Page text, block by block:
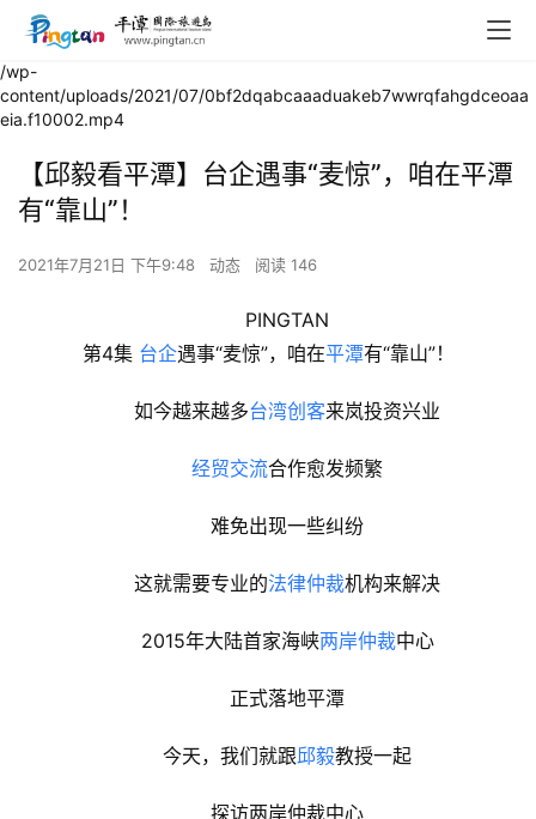
/wp-
content/uploads/2021/07/0bf2dqabcaaaduakeb7wwrqfahgdceoaa
eia.f10002.mp4
【邱毅看平潭】台企遇事“麦惊”，咱在平潭
有“靠山”！
2021年7月21日 下午9:48 动态 阅读 146
PINGTAN
第4集 台企遇事“麦惊”，咱在平潭有“靠山”！
如今越来越多台湾创客来岚投资兴业
经贸交流合作愈发频繁
难免出现一些纠纷
这就需要专业的法律仲裁机构来解决
2015年大陆首家海峡两岸仲裁中心
正式落地平潭
今天，我们就跟邱毅教授一起
探访两岸仲裁中心